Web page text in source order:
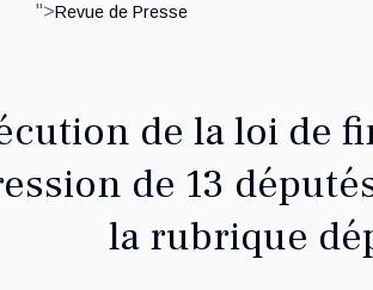
">Revue de Presse
de la loi de
de 13
la rubrique